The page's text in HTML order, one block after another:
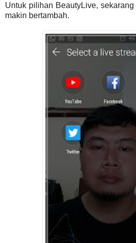
Untuk pilihan BeautyLive, sekarang
makin bertambah.